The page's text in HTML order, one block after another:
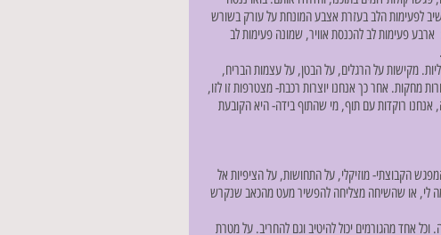
לפעימות הלב בעזרת אצבע המונחת על עורק בשורש
פעימות לב להכנסת אוויר, שמונה פעימות לב
מקישות על הרגלים, על הבטן, על עצמות הבריח,
מחקות. אחר כך אנחנו יוצרות רכבת- מצטרפות זו לזו,
אנחנו רוקדות עם תוף, מי שהתוף בידה- היא הקובעת
הקבוצתי- מוזיקלי, על התחושות, על הציפיות אל
לי, או שהשיחה מצליחה להפשיר מעט מהכאב שנקרש
וכל אחד מהגורמים יכול להיטיב וגם להחריב. על מטרת